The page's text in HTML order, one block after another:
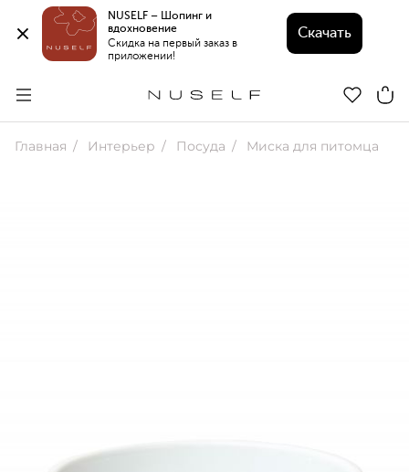
NUSELF – Шопинг и
вдохновение
Скидка на первый заказ в
приложении!
Скачать
Главная Интерьер Посуда Миска для питомца